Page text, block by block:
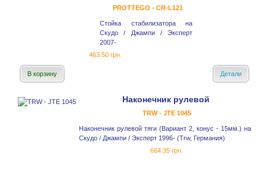
PROTTEGO - CR-L121
Стойка стабилизатора на
Скудо / Джампи / Эксперт
2007-
463.50 грн.
В корзину Детали
Наконечник рулевой
TRW - JTE 1045
Наконечник рулевой тяги (Вариант 2, конус - 15мм.) на
Скудо / Джампи / Эксперт 1996- (Trw, Германия)
664.35 грн.